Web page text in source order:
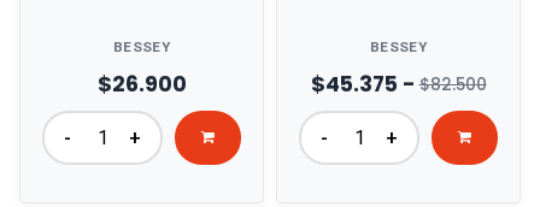
BESSEY
$26.900
- +
BESSEY
$45.375 - $82.500
- +